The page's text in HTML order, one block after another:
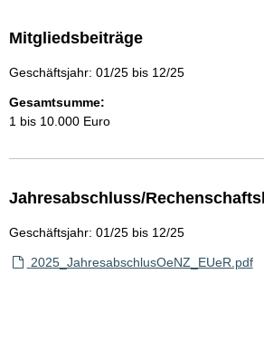
Mitgliedsbeiträge
Geschäftsjahr: 01/25 bis 12/25
Gesamtsumme:
1 bis 10.000 Euro
Jahresabschluss/
Geschäftsjahr: 01/25 bis 12/25
2025_JahresabschlusOeNZ_EUeR.pdf